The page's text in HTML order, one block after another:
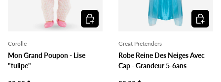
Corolle
Mon Grand Poupon - Lise
"tulipe"
Ajouter au panier
Great Pretenders
Robe Reine Des Neiges Avec
Cap - Grandeur 5-6ans
Ajouter